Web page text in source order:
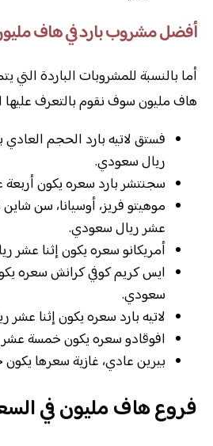
أفضل مشروب بارد في هاف
أما بالنسبة للمشروبات الباردة التي
هاف مليون سوف نقوم بالتعرف عليها
فستق لاتيه بارد الحجم
ريال سعودي.
سجنتشر بارد سعره يكون
موهيتو فريز، أوسيانا، سن
عشر ريال سعودي.
أمريكانو سعره يكون إثنا عشر
ايس كريم كوفي كرانش سعره
سعودي.
لاتيه بارد سعره يكون إثنا
افوقادو سعره يكون خمسة
بيرين عادي، غازية سعرها
فروع هاف مليون في